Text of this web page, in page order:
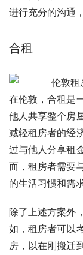
进行充分的沟通
合租
在伦敦，合租是
他人共享整个房
减轻租房者的经
过与他人分享租
而，租房者需要
的生活习惯和需
除了上述方案外
如，租房者可以
房，以在刚搬迁